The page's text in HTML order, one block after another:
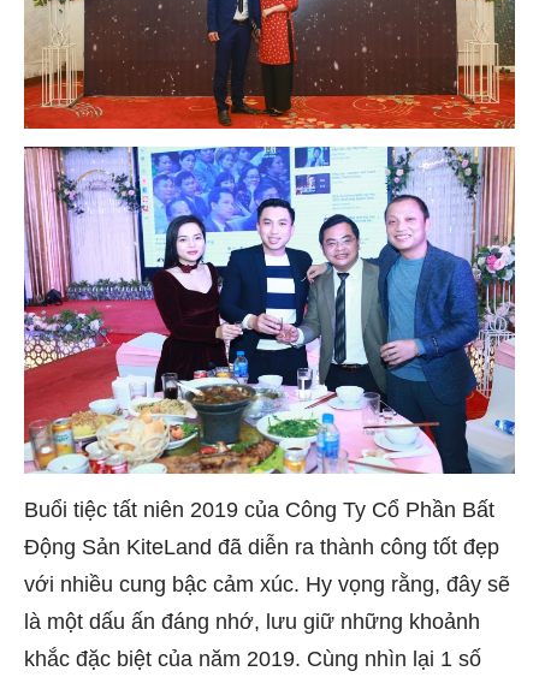
Buổi tiệc tất niên 2019 của Công Ty Cổ Phần Bất
Động Sản KiteLand đã diễn ra thành công tốt đẹp
với nhiều cung bậc cảm xúc. Hy vọng rằng, đây sẽ
là một dấu ấn đáng nhớ, lưu giữ những khoảnh
khắc đặc biệt của năm 2019. Cùng nhìn lại 1 số